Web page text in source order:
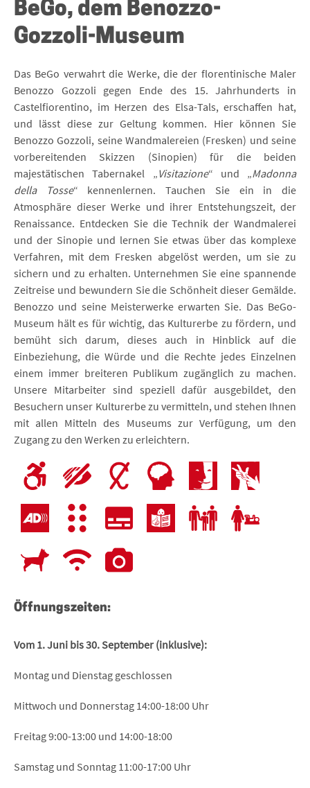
BeGo, dem Benozzo-
Gozzoli-Museum
Das BeGo verwahrt die Werke, die der florentinische Maler
Benozzo Gozzoli gegen Ende des 15. Jahrhunderts in
Castelfiorentino, im Herzen des Elsa-Tals, erschaffen hat,
und lässt diese zur Geltung kommen. Hier können Sie
Benozzo Gozzoli, seine Wandmalereien (Fresken) und seine
vorbereitenden Skizzen (Sinopien) für die beiden
majestätischen Tabernakel „Visitazione“ und „Madonna
della Tosse“ kennenlernen. Tauchen Sie ein in die
Atmosphäre dieser Werke und ihrer Entstehungszeit, der
Renaissance. Entdecken Sie die Technik der Wandmalerei
und der Sinopie und lernen Sie etwas über das komplexe
Verfahren, mit dem Fresken abgelöst werden, um sie zu
sichern und zu erhalten. Unternehmen Sie eine spannende
Zeitreise und bewundern Sie die Schönheit dieser Gemälde.
Benozzo und seine Meisterwerke erwarten Sie. Das BeGo-
Museum hält es für wichtig, das Kulturerbe zu fördern, und
bemüht sich darum, dieses auch in Hinblick auf die
Einbeziehung, die Würde und die Rechte jedes Einzelnen
einem immer breiteren Publikum zugänglich zu machen.
Unsere Mitarbeiter sind speziell dafür ausgebildet, den
Besuchern unser Kulturerbe zu vermitteln, und stehen Ihnen
mit allen Mitteln des Museums zur Verfügung, um den
Zugang zu den Werken zu erleichtern.
Öffnungszeiten:
Vom 1. Juni bis 30. September (inklusive):
Montag und Dienstag geschlossen
Mittwoch und Donnerstag 14:00-18:00 Uhr
Freitag 9:00-13:00 und 14:00-18:00
Samstag und Sonntag 11:00-17:00 Uhr